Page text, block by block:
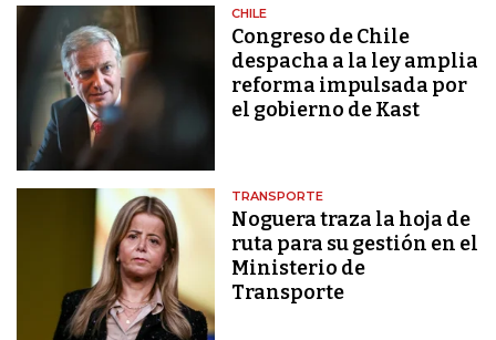
CHILE
Congreso de Chile
despacha a la ley amplia
reforma impulsada por
el gobierno de Kast
TRANSPORTE
Noguera traza la hoja de
ruta para su gestión en el
Ministerio de
Transporte